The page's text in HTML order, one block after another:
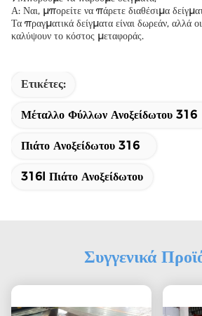
Α: Ναι, μπορείτε να πάρετε διαθέσιμα
Τα πραγματικά δείγματα είναι δωρεάν, αλλά
καλύψουν το κόστος μεταφοράς.
Ετικέτες:
Μέταλλο Φύλλων Ανοξείδωτου 316
Πιάτο Ανοξείδωτου 316
316l Πιάτο Ανοξείδωτου
Συγγενικά